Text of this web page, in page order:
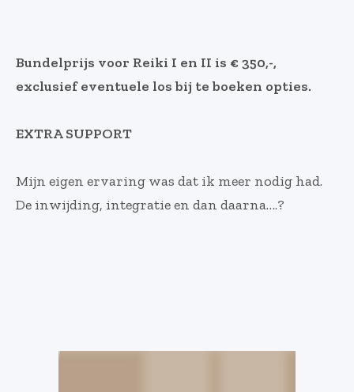
Bundelprijs voor Reiki I en II is € 350,-,
exclusief eventuele los bij te boeken opties.
EXTRA SUPPORT
Mijn eigen ervaring was dat ik meer nodig had.
De inwijding, integratie en dan daarna….?